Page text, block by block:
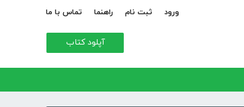
ورود ثبت نام راهنما تماس با ما
آپلود کتاب